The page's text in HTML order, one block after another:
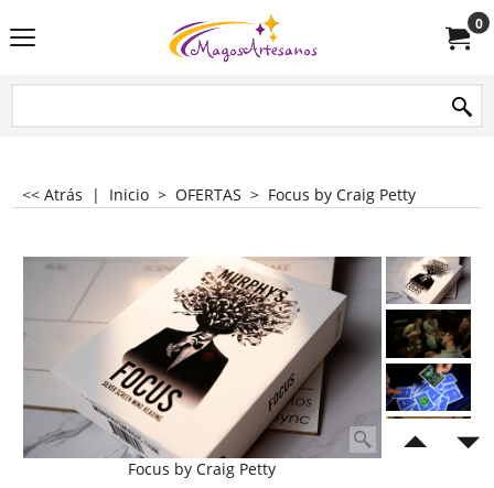
0
<< Atrás | Inicio > OFERTAS > Focus by Craig Petty
Focus by Craig Petty